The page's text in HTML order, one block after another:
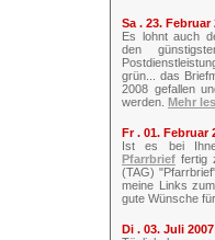
Sa . 23. Februar
Es lohnt auch
den
grün... das
2008 gefallen
werden. Mehr
Fr . 01. Februar
Ist es bei
Pfarrbrief fertig
(TAG)
meine Links
gute Wünsche
Di . 03. Juli 2007